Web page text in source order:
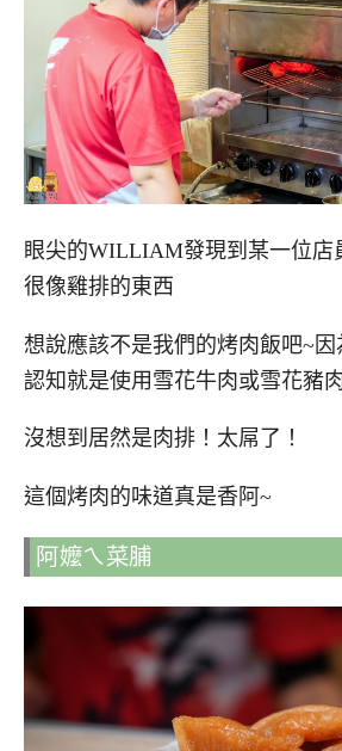
眼尖的WILLIAM發現到某一位店
很像雞排的東西
想說應該不是我們的烤肉飯吧~
認知就是使用雪花牛肉或雪花豬
沒想到居然是肉排！太屌了！
這個烤肉的味道真是香阿~
阿嬤ㄟ菜脯